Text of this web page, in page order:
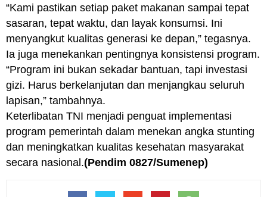
“Kami pastikan setiap paket makanan sampai tepat
sasaran, tepat waktu, dan layak konsumsi. Ini
menyangkut kualitas generasi ke depan,” tegasnya.
Ia juga menekankan pentingnya konsistensi program.
“Program ini bukan sekadar bantuan, tapi investasi
gizi. Harus berkelanjutan dan menjangkau seluruh
lapisan,” tambahnya.
Keterlibatan TNI menjadi penguat implementasi
program pemerintah dalam menekan angka stunting
dan meningkatkan kualitas kesehatan masyarakat
secara nasional.(Pendim 0827/Sumenep)